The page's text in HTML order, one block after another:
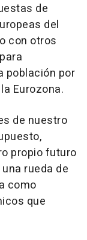
de
del
con otros
población por
Eurozona.
de nuestro
propio futuro
rueda de
como
que